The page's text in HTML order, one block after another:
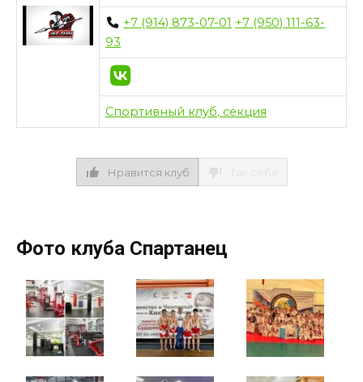
+7 (914) 873-07-01 +7 (950) 111-63-
93
Спортивный клуб, секция
Нравится клуб
Фото клуба Спартанец